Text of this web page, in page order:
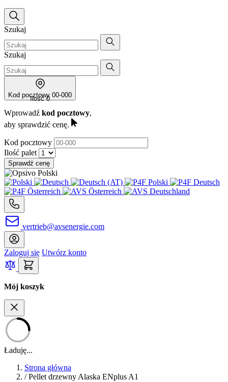
Szukaj
Szukaj
Kod pocztowy 00-000
Ilość 0
Wprowadź kod pocztowy,
aby sprawdzić cenę.
Kod pocztowy
Ilość palet
Sprawdź cenę
vertrieb@avsenergie.com
Zaloguj się Utwórz konto
Mój koszyk
Ładuję...
Strona główna
/ Pellet drzewny Alaska ENplus A1